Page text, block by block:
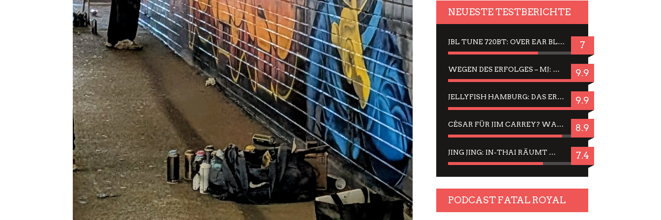
NEUESTE TESTBERICHTE
JBL TUNE 720BT: OVER EAR BLUETOOTH KOPFHÖRER UM DIE 50,-€ IM DAUER-TEST 7
WEGEN DES ERFOLGES – MJ: MICHAEL JACKSON MUSICAL IN EINER MATINEE SEHEN 9.9
JELLYFISH HAMBURG: DAS ERFOLGREICHE SOMMER-MENÜ 2025 IN GEFÜHLEN UND BILDERN 9.9
CÉSAR FÜR JIM CARREY? WARUM DAS EINER DER NERVIGSTEN ACTORS IST UND BLEIBT 8.9
JING JING: IN-THAI RÄUMT WIEDER TITEL AB – EIN ZWEI-STUNDEN-ERLEBNISBERICHT 7.4
PODCAST FATAL ROYAL